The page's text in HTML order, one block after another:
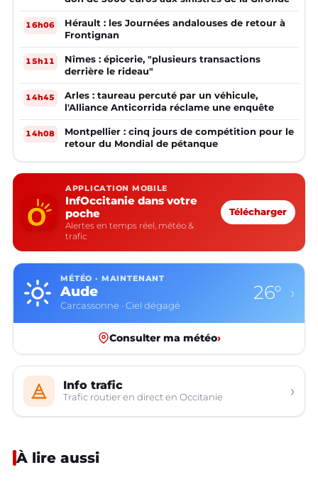
16h06
Hérault : les Journées andalouses de retour à
Frontignan
15h11
Nîmes : épicerie, "plusieurs transactions
derrière le rideau"
14h45
Arles : taureau percuté par un véhicule,
l'Alliance Anticorrida réclame une enquête
14h08
Montpellier : cinq jours de compétition pour le
retour du Mondial de pétanque
APPLICATION MOBILE
InfOccitanie dans votre
poche
Alertes en temps réel, météo &
trafic
Télécharger
MÉTÉO · MAINTENANT
Aude
Carcassonne · Ciel dégagé
26° ›
Consulter ma météo›
Info trafic
Trafic routier en direct en Occitanie ›
À lire aussi